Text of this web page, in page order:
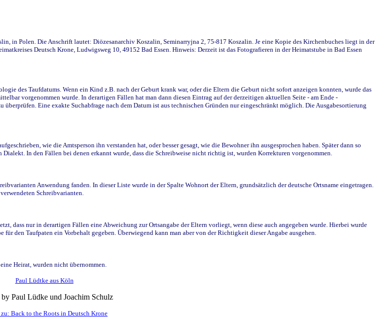
in Polen. Die Anschrift lautet: Diözesanarchiv Koszalin, Seminarryjna 2, 75-817 Koszalin. Je eine Kopie des Kirchenbuches liegt in der
Deutsch Krone, Ludwigsweg 10, 49152 Bad Essen. Hinweis: Derzeit ist das Fotografieren in der Heimatstube in Bad Essen
des Taufdatums. Wenn ein Kind z.B. nach der Geburt krank war, oder die Eltern die Geburt nicht sofort anzeigen konnten, wurde das
vorgenommen wurde. In derartigen Fällen hat man dann diesen Eintrag auf der derzeitigen aktuellen Seite - am Ende -
Eine exakte Suchabfrage nach dem Datum ist aus technischen Gründen nur eingeschränkt möglich. Die Ausgabesortierung
wie die Amtsperson ihn verstanden hat, oder besser gesagt, wie die Bewohner ihn ausgesprochen haben. Später dann so
In den Fällen bei denen erkannt wurde, dass die Schreibweise nicht richtig ist, wurden Korrekturen vorgenommen.
Anwendung fanden. In dieser Liste wurde in der Spalte Wohnort der Eltern, grundsätzlich der deutsche Ortsname eingetragen.
Schreibvarianten.
dass nur in derartigen Fällen eine Abweichung zur Ortsangabe der Eltern vorliegt, wenn diese auch angegeben wurde. Hierbei wurde
den Taufpaten ein Vorbehalt gegeben. Überwiegend kann man aber von der Richtigkeit dieser Angabe ausgehen.
Heirat, wurden nicht übernommen.
Paul Lüdtke aus Köln
Paul Lüdke und Joachim Schulz
Back to the Roots in Deutsch Krone